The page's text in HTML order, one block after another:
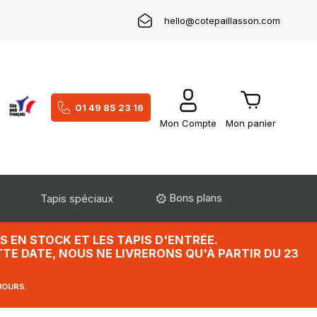
hello@cotepaillasson.com
01 49 85 23 16
Mon Compte
Mon panier
Tapis spéciaux Bons plans
EN STOCK ET LES TAPIS D'ENTRÉE.
DATE, NOUS NE LIVRERONS QU'À PARTIR DU 23